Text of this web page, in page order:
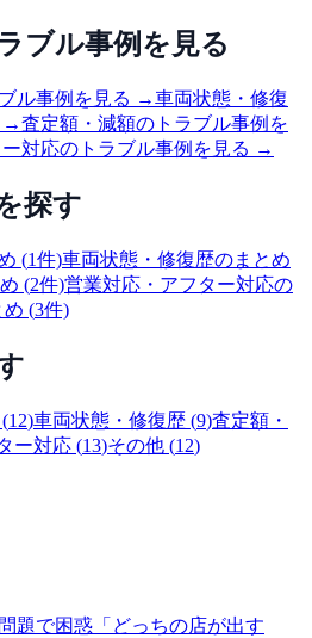
ブル事例を見る
ル事例を見る →車両状態・修復
→査定額・減額のトラブル事例を
対応のトラブル事例を見る →
探す
(1件)車両状態・修復歴のまとめ
(2件)営業対応・アフター対応の
め (3件)
(12)車両状態・修復歴 (9)査定額・
ー対応 (13)その他 (12)
題で困惑「どっちの店が出す